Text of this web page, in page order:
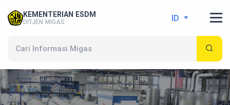
KEMENTERIAN ESDM
DITJEN MIGAS ID